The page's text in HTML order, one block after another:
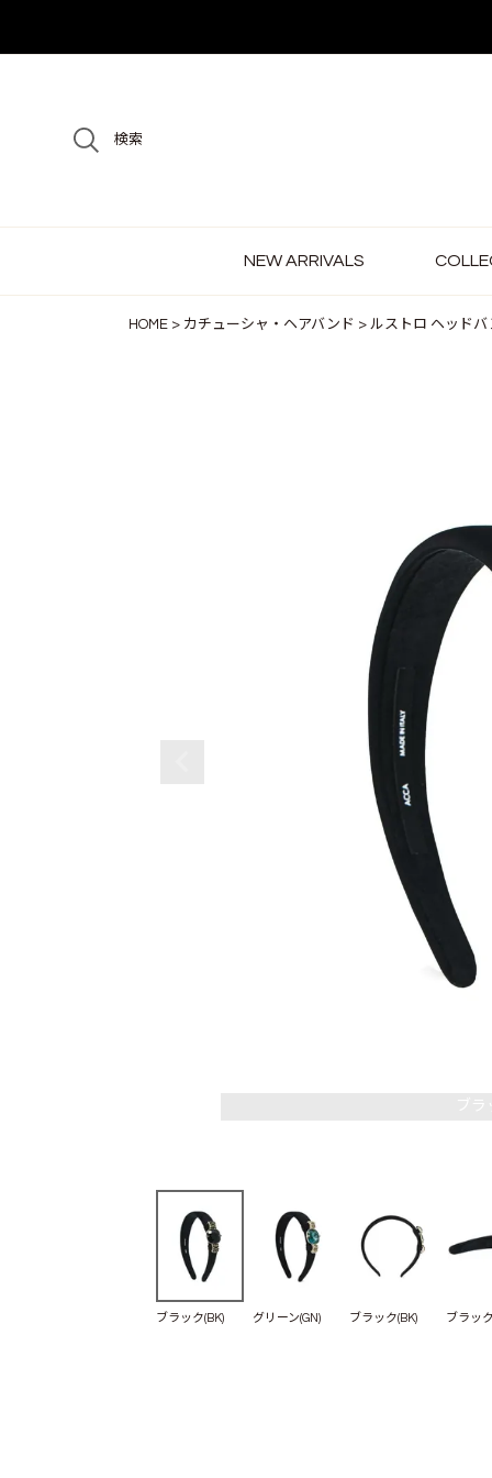
検索
NEW ARRIVALS
HOME カチューシャ・ヘアバンド ルストロ ヘッドバ
ブラック(BK) グリーン(GN) ブラック(BK) ブラッ